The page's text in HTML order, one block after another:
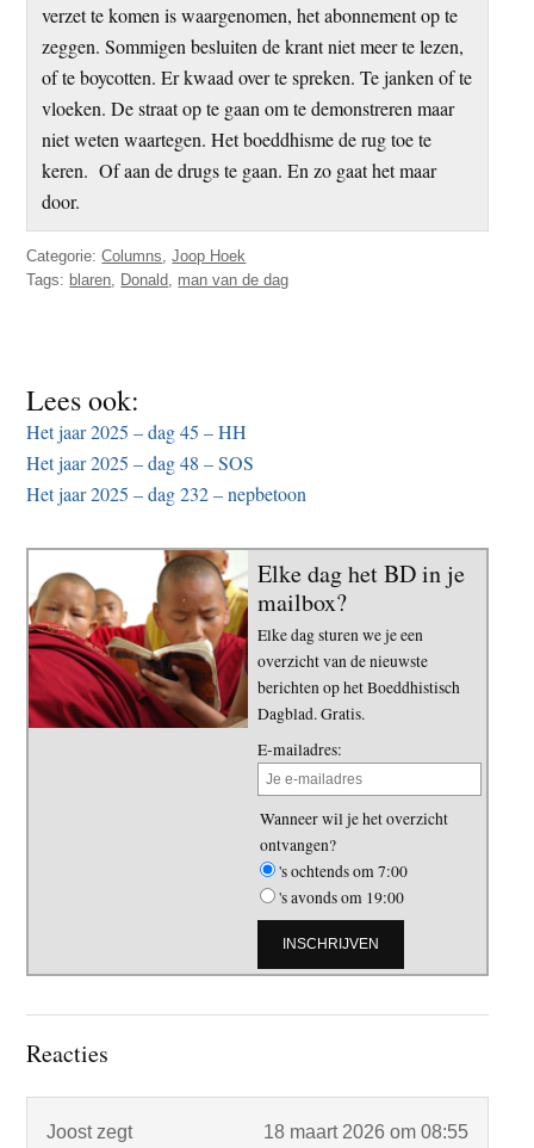
verzet te komen is waargenomen, het abonnement op te
zeggen. Sommigen besluiten de krant niet meer te lezen,
of te boycotten. Er kwaad over te spreken. Te janken of te
vloeken. De straat op te gaan om te demonstreren maar
niet weten waartegen. Het boeddhisme de rug toe te
keren. Of aan de drugs te gaan. En zo gaat het maar
door.
Categorie:Columns,Joop Hoek
Tags: blaren, Donald, man van de dag
Lees ook:
Het jaar 2025 – dag 45 – HH
Het jaar 2025 – dag 48 – SOS
Het jaar 2025 – dag 232 – nepbetoon
Elke dag het BD in je
mailbox?
Elke dag sturen we je een
overzicht van de nieuwste
berichten op het Boeddhistisch
Dagblad. Gratis.
E-mailadres:
Wanneer wil je het overzicht
ontvangen?
's ochtends om 7:00
's avonds om 19:00
Lees
Reacties
Joost zegt 18 maart 2026 om 08:55